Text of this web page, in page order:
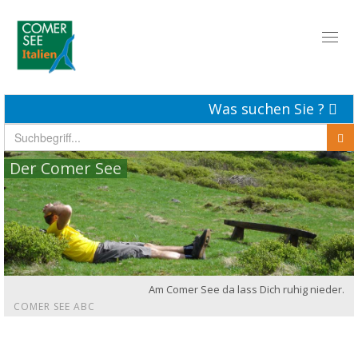
Was suchen Sie ?
Der Comer See
Am Comer See da lass Dich ruhig nieder.
COMER SEE ABC